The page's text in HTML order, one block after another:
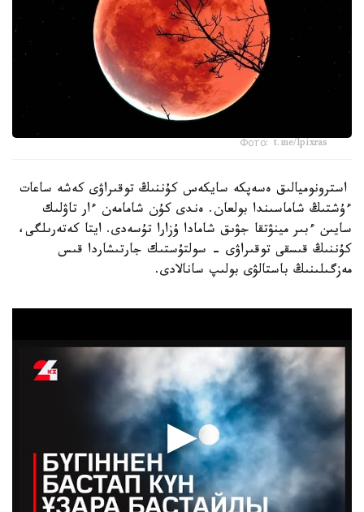
Фото: t.me/lpixras
استرونوميالىق ەسەپكە سايكەس كۇننىڭ توقىراۋى كەشە ساعات
ءۇشتىڭ شاماسىندا بولعان. ەندى كۇن شامامەن ءار تاۋلىك
سايىن ءبىر مينۋتقا جۋىق شامادا ۇزارا تۇسەدى. ايتا كەتەرىلگى،
كۇننىڭ قىسقى توقىراۋى – سولتۇستىك جارتىشاردا قىس
مەزگىلىنىڭ باستالۋى بولىپ سانالادى.